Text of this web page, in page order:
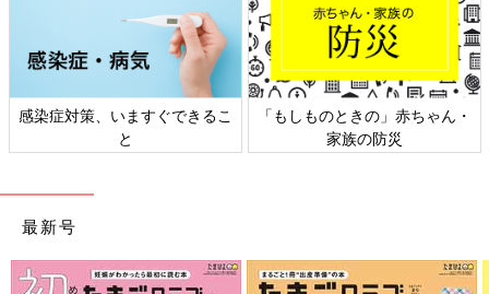
感染症対策、いますぐできるこ
と
「もしものときの」赤ちゃん・
家族の防災
最新号